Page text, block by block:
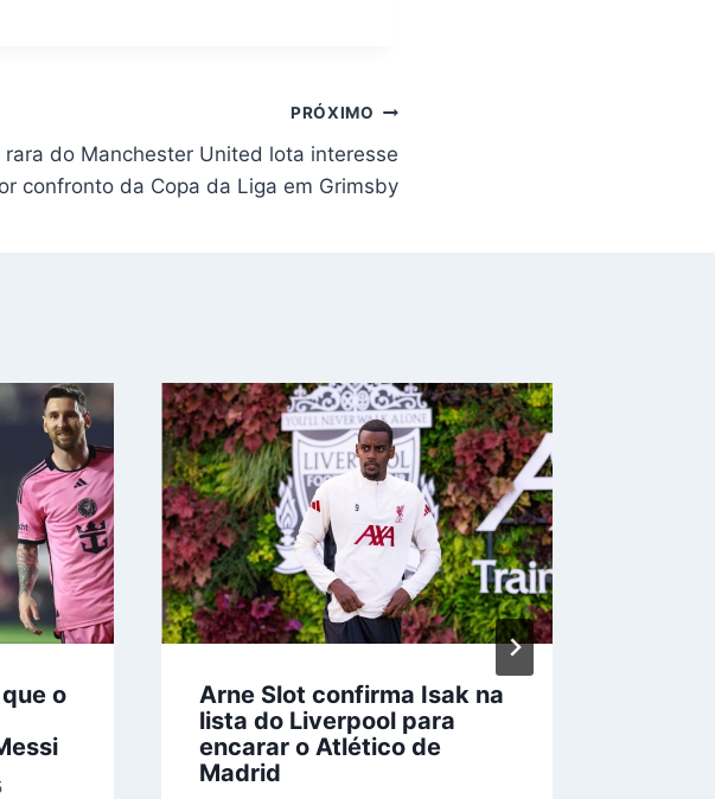
PRÓXIMO
rara do Manchester United lota interesse
confronto da Copa da Liga em Grimsby
o
Arne Slot confirma Isak na
lista do Liverpool para
encarar o Atlético de
Madrid